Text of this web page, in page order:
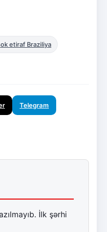
etiraf Braziliya
Telegram
İlk şərhi